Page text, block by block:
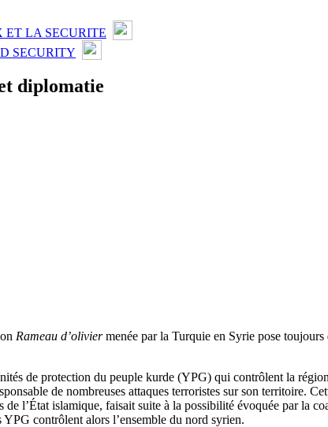
ET LA SECURITE
SECURITY
diplomatie
Rameau d’oliviermenée par la Turquie en Syrie pose toujours
de protection du peuple kurde (YPG) qui contrôlent la
de nombreuses attaques terroristes sur son territoire.
l’État islamique, faisait suite à la possibilité évoquée par la
contrôlent alors l’ensemble du nord syrien.